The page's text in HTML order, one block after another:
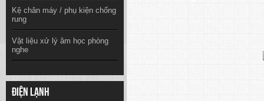
Kệ chân máy / phụ kiện chống
rung
Vật liệu xử lý âm học phòng
nghe
Điện lạnh